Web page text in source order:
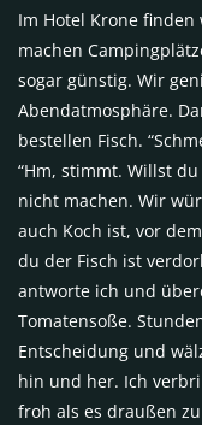
Im Hotel Krone
machen
sogar günstig. Wir
Abendatmosphäre.
bestellen Fisch.
“Hm, stimmt. Willst
nicht machen. Wir
auch Koch ist, vor
du der Fisch ist
antworte ich und
Tomatensoße.
Entscheidung und
hin und her. Ich
froh als es draußen